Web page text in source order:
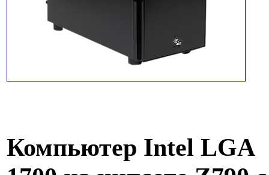
Компьютер Intel LGA